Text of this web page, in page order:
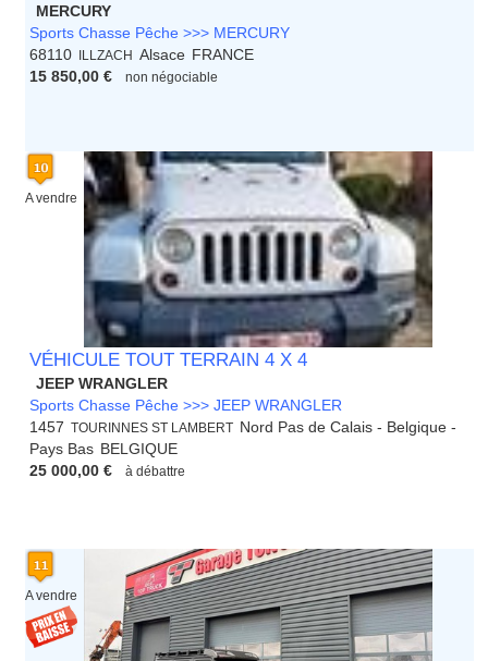
MERCURY
Sports Chasse Pêche >>> MERCURY
68110
ILLZACH Alsace FRANCE
15 850,00 €
non négociable
A vendre
VÉHICULE TOUT TERRAIN 4 X 4
JEEP WRANGLER
Sports Chasse Pêche >>> JEEP WRANGLER
1457 TOURINNES ST LAMBERT Nord Pas de Calais - Belgique -
Pays Bas BELGIQUE
25 000,00 €
à débattre
A vendre